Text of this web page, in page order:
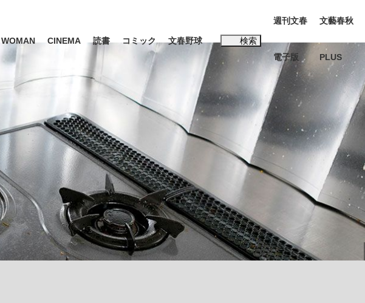
改正は「だまし討ち」…五摂家筆頭・近衛家の血を引く元首相・...
日本生まれのK-POPアイドルたち
WOMAN CINEMA 読書 コミック 文春野球 検索
力
#城彰二 #内田有紀
#松田聖子
週刊文春
電子版
文藝春秋
PLUS